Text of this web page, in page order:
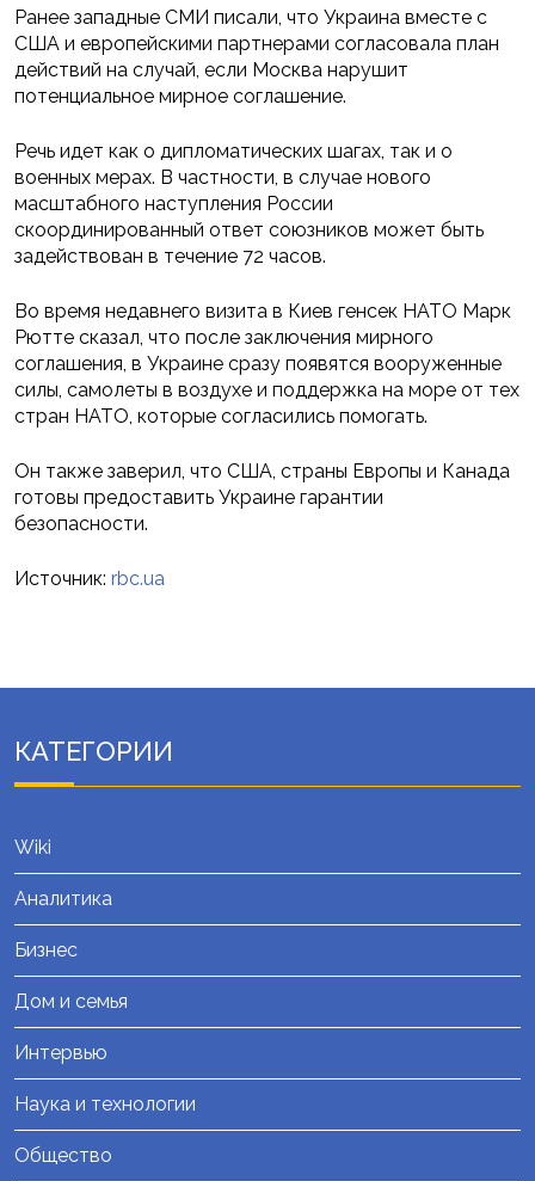
Ранее западные СМИ писали, что Украина вместе с
США и европейскими партнерами согласовала план
действий на случай, если Москва нарушит
потенциальное мирное соглашение.
Речь идет как о дипломатических шагах, так и о
военных мерах. В частности, в случае нового
масштабного наступления России
скоординированный ответ союзников может быть
задействован в течение 72 часов.
Во время недавнего визита в Киев генсек НАТО Марк
Рютте сказал, что после заключения мирного
соглашения, в Украине сразу появятся вооруженные
силы, самолеты в воздухе и поддержка на море от тех
стран НАТО, которые согласились помогать.
Он также заверил, что США, страны Европы и Канада
готовы предоставить Украине гарантии
безопасности.
Источник: rbc.ua
КАТЕГОРИИ
Wiki
Аналитика
Бизнес
Дом и семья
Интервью
Наука и технологии
Общество